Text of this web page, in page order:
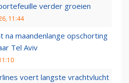
verder groeien
11:44
na maandenlange opschorting
Tel Aviv
voert langste vrachtvlucht